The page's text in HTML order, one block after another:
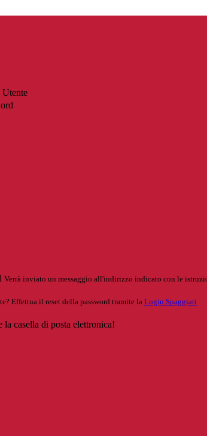
Utente
Verrà inviato un messaggio all'indirizzo indicato con le
Effettua il reset della password tramite la Login Spaggiari
casella di posta elettronica!